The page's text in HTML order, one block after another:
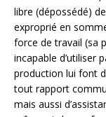
libre (dépossédé)
exproprié en
force de travail (sa
incapable d’utiliser
production lui font
tout rapport
mais aussi